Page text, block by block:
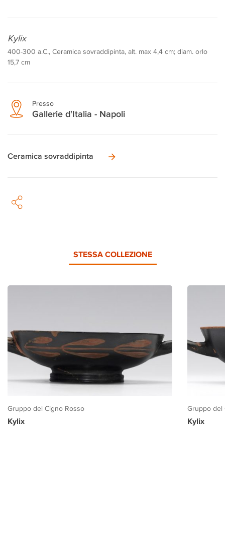
Kylix
400-300 a.C., Ceramica sovraddipinta, alt. max 4,4 cm; diam. orlo
15,7 cm
Presso
Gallerie d'Italia - Napoli
Ceramica sovraddipinta
STESSA COLLEZIONE
Gruppo del Cigno Rosso
Kylix
Gruppo del
Kylix